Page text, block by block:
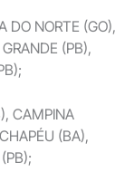
DO NORTE (GO),
(PB),
CAMPINA
(BA),